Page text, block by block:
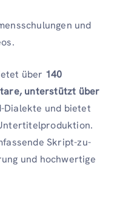
und
über 140
unterstützt über
Dialekte und bietet
Skript-zu-
und hochwertige